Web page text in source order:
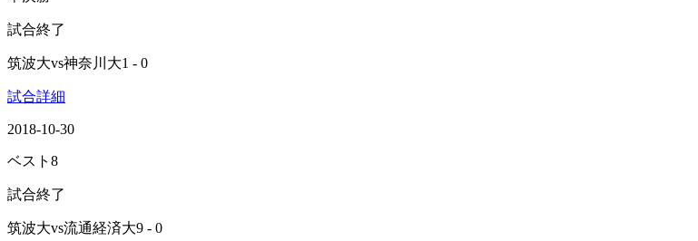
試合終了
筑波大vs神奈川大1 - 0
試合詳細
2018-10-30
ベスト8
試合終了
筑波大vs流通経済大9 - 0